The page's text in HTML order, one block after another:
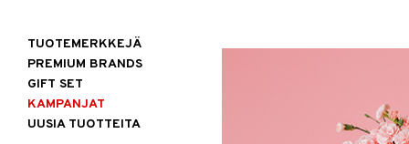
TUOTEMERKKEJÄ
PREMIUM BRANDS
GIFT SET
KAMPANJAT
UUSIA TUOTTEITA